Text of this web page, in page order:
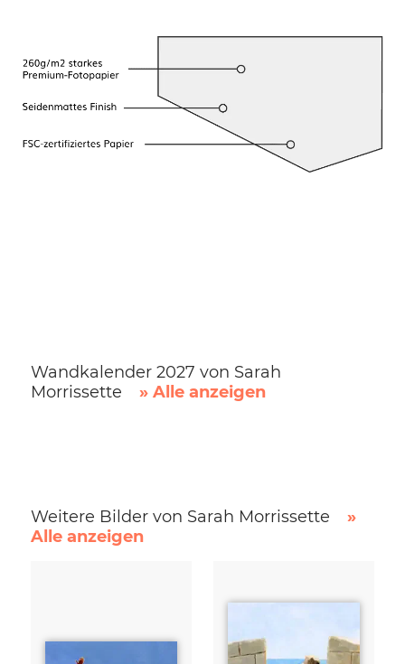
Wandkalender 2027 von Sarah
Morrissette
» Alle anzeigen
Weitere Bilder von Sarah Morrissette
»
Alle anzeigen